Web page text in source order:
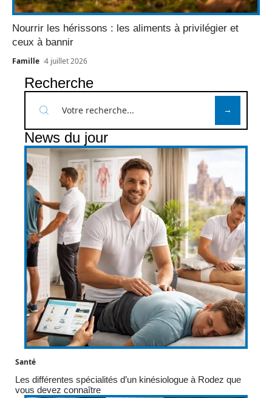
Nourrir les hérissons : les aliments à privilégier et
ceux à bannir
Famille 4 juillet 2026
Recherche
News du jour
Santé
Les différentes spécialités d’un kinésiologue à Rodez que
vous devez connaître